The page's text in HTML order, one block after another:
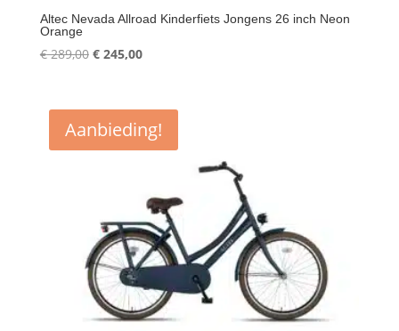
Altec Nevada Allroad Kinderfiets Jongens 26 inch Neon
Orange
€289,00 Oorspronkelijke
€ 289,00.
€245,00Huidige
€ 245,00.
Aanbieding!